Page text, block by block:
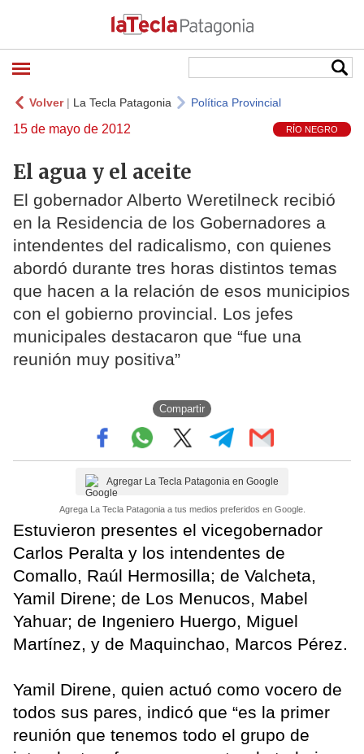
Volver| La Tecla Patagonia Política Provincial
15 de mayo de 2012 RÍO NEGRO
El agua y el aceite
El gobernador Alberto Weretilneck recibió
en la Residencia de los Gobernadores a
intendentes del radicalismo, con quienes
abordó durante tres horas distintos temas
que hacen a la relación de esos municipios
con el gobierno provincial. Los jefes
municipales destacaron que “fue una
reunión muy positiva”
Compartir
Agregar La Tecla Patagonia en Google
Agrega La Tecla Patagonia a tus medios preferidos en Google.
Estuvieron presentes el vicegobernador
Carlos Peralta y los intendentes de
Comallo, Raúl Hermosilla; de Valcheta,
Yamil Direne; de Los Menucos, Mabel
Yahuar; de Ingeniero Huergo, Miguel
Martínez, y de Maquinchao, Marcos Pérez.
Yamil Direne, quien actuó como vocero de
todos sus pares, indicó que “es la primer
reunión que tenemos todo el grupo de